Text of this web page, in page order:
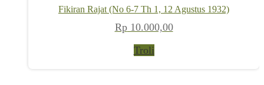
Fikiran Rajat (No 6-7 Th 1, 12 Agustus 1932)
Rp10.000,00
Troli